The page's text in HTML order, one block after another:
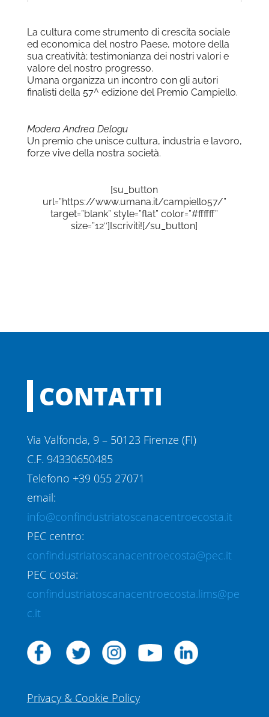
La cultura come strumento di crescita sociale
ed economica del nostro Paese, motore della
sua creatività; testimonianza dei nostri valori e
valore del nostro progresso.
Umana organizza un incontro con gli autori
finalisti della 57^ edizione del Premio Campiello.
Modera Andrea Delogu
Un premio che unisce cultura, industria e lavoro,
forze vive della nostra società.
[su_button
url=”https://www.umana.it/campiello57/”
target=”blank” style=”flat” color=”#ffffff”
size=”12″]Iscriviti![/su_button]
CONTATTI
Via Valfonda, 9 – 50123 Firenze (FI)
C.F. 94330650485
Telefono +39 055 27071
email:
info@confindustriatoscanacentroecosta.it
PEC centro:
confindustriatoscanacentroecosta@pec.it
PEC costa:
confindustriatoscanacentroecosta.lims@pe
c.it
Privacy & Cookie Policy